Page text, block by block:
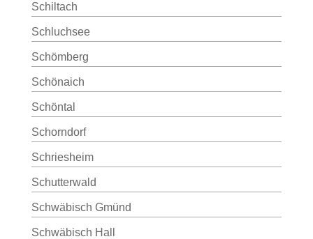
Schiltach
Schluchsee
Schömberg
Schönaich
Schöntal
Schorndorf
Schriesheim
Schutterwald
Schwäbisch Gmünd
Schwäbisch Hall